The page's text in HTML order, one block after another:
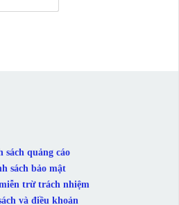
sách quảng cáo
sách bảo mật
trừ trách nhiệm
và điều khoản